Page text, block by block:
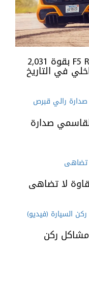
هينيسي فينوم F5 Revolution Evo بقوة 2,031
في التاريخ
صدارة
لا تضاهى
ركن